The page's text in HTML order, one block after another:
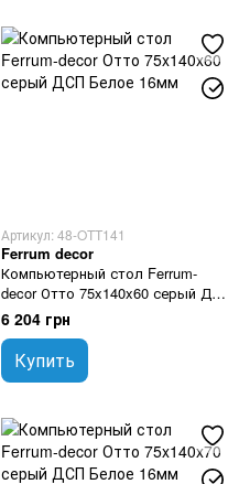
Артикул: 48-OTT141
Ferrum decor
Компьютерный стол Ferrum-
decor Отто 75x140x60 серый ДСП
Белое 16мм
6 204 грн
Купить